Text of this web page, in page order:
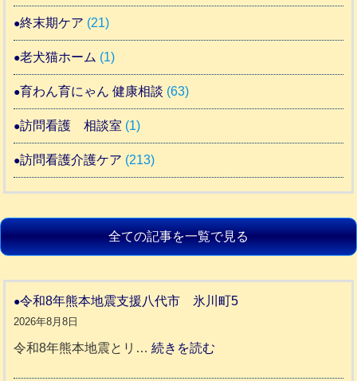
終末期ケア (21)
老犬猫ホーム (1)
育わん育にゃん 健康相談 (63)
訪問看護 相談室 (1)
訪問看護介護ケア (213)
全ての記事を一覧で見る
令和8年熊本地震支援八代市 氷川町5
2026年8月8日
令和8年熊本地震とリ…続きを読む